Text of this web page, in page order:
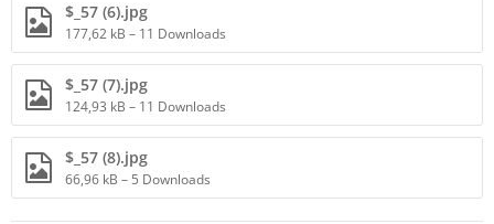
$_57 (6).jpg
177,62 kB – 11 Downloads
$_57 (7).jpg
124,93 kB – 11 Downloads
$_57 (8).jpg
66,96 kB – 5 Downloads